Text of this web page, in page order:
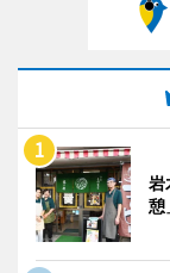
岩
憩